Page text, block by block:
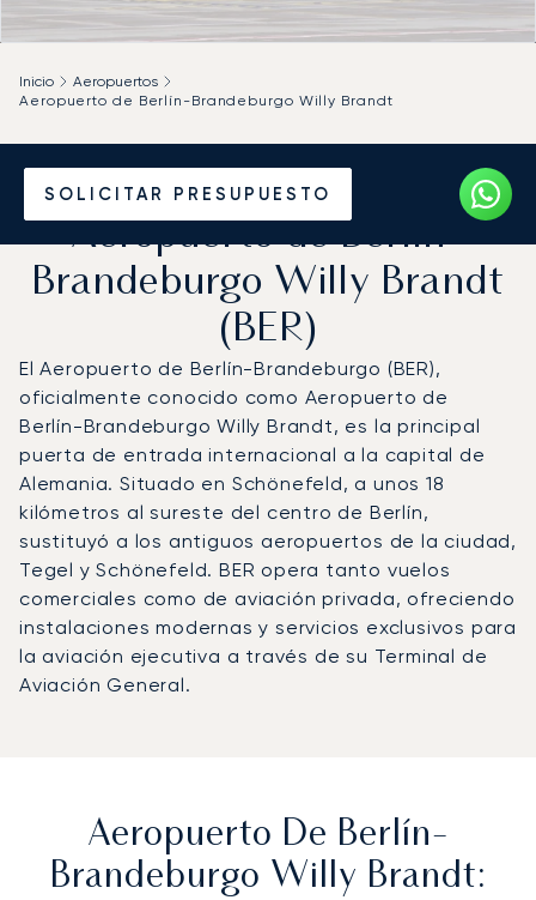
SOLICITAR PRESUPUESTO
Inicio
Aeropuertos
Aeropuerto de Berlín-Brandeburgo Willy Brandt
Vuele en Jet Privado al
Aeropuerto de Berlín-
Brandeburgo Willy Brandt
(BER)
El Aeropuerto de Berlín-Brandeburgo (BER),
oficialmente conocido como Aeropuerto de
Berlín-Brandeburgo Willy Brandt, es la principal
puerta de entrada internacional a la capital de
Alemania. Situado en Schönefeld, a unos 18
kilómetros al sureste del centro de Berlín,
sustituyó a los antiguos aeropuertos de la ciudad,
Tegel y Schönefeld. BER opera tanto vuelos
comerciales como de aviación privada, ofreciendo
instalaciones modernas y servicios exclusivos para
la aviación ejecutiva a través de su Terminal de
Aviación General.
Aeropuerto De Berlín-
Brandeburgo Willy Brandt: